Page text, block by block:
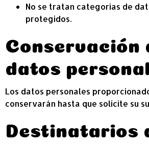
No se tratan categorías de
protegidos.
Conservación
datos
Los datos personales
conservarán hasta que solicite su
Destinatarios